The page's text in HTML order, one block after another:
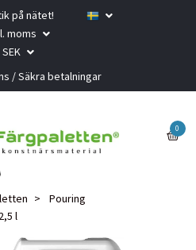
på nätet!
moms
SEK
/ Säkra betalningar
0
Pouring
l